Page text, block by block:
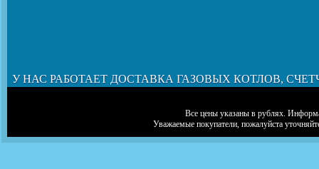
У НАС РАБОТАЕТ ДОСТАВКА ГАЗОВЫХ КОТЛОВ,
Все цены указаны в рублях.
Уважаемые покупатели, пожалуйста